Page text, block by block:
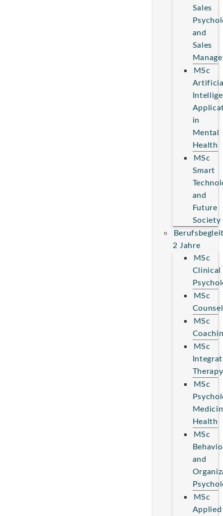
Sales
and
Sales
MSc
in
Mental
Health
MSc
Smart
and
Future
Society
2 Jahre
MSc
Clinical
MSc
MSc
MSc
Therapy
MSc
Health
MSc
and
MSc
Applied